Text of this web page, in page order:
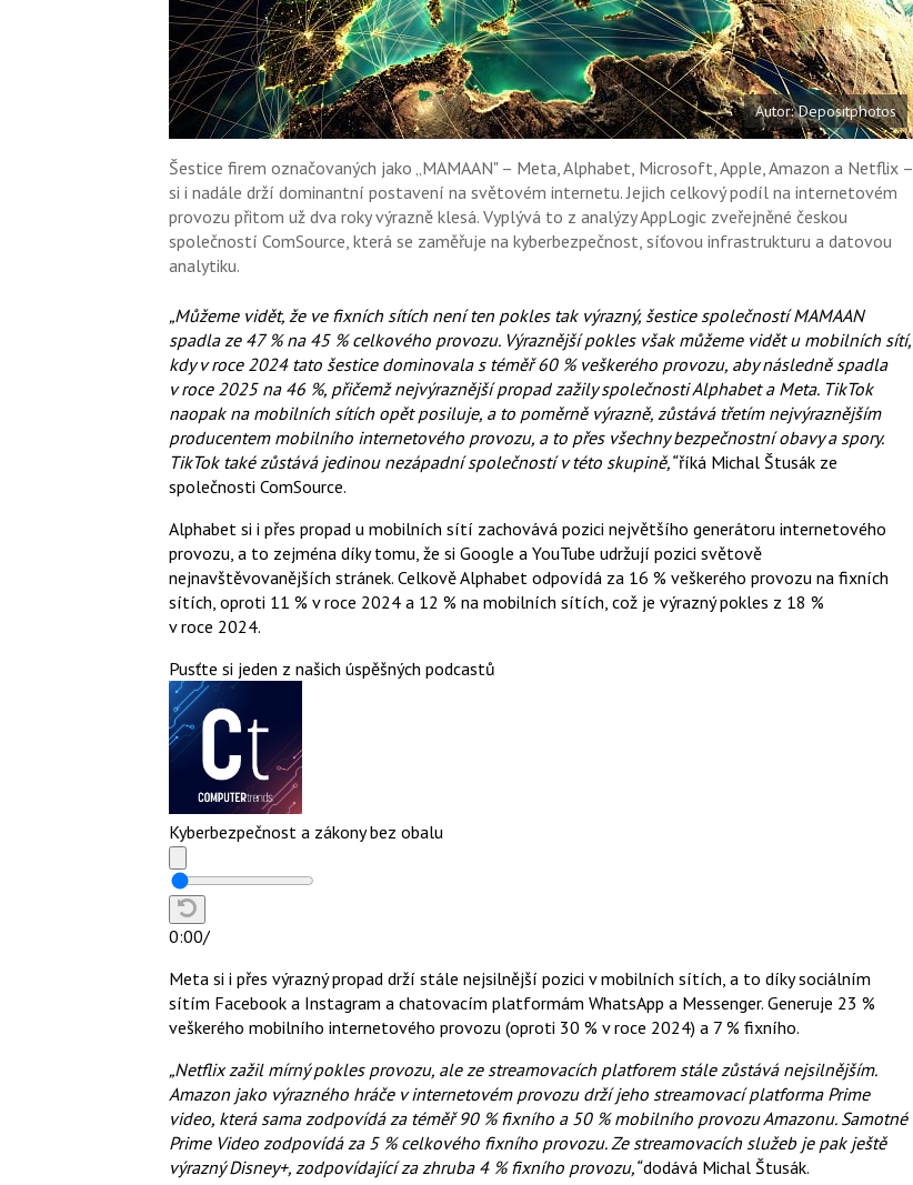
u
Autor: Depositphotos
Šestice firem označovaných jako „MAMAAN" – Meta, Alphabet, Microsoft, Apple, Amazon a Netflix –
si i nadále drží dominantní postavení na světovém internetu. Jejich celkový podíl na internetovém
provozu přitom už dva roky výrazně klesá. Vyplývá to z analýzy AppLogic zveřejněné českou
společností ComSource, která se zaměřuje na kyberbezpečnost, síťovou infrastrukturu a datovou
analytiku.
„Můžeme vidět, že ve fixních sítích není ten pokles tak výrazný, šestice společností MAMAAN
spadla ze 47 % na 45 % celkového provozu. Výraznější pokles však můžeme vidět u mobilních sítí,
kdy v roce 2024 tato šestice dominovala s téměř 60 % veškerého provozu, aby následně spadla
v roce 2025 na 46 %, přičemž nejvýraznější propad zažily společnosti Alphabet a Meta. TikTok
naopak na mobilních sítích opět posiluje, a to poměrně výrazně, zůstává třetím nejvýraznějším
producentem mobilního internetového provozu, a to přes všechny bezpečnostní obavy a spory.
TikTok také zůstává jedinou nezápadní společností v této skupině,“říká Michal Štusák ze
společnosti ComSource.
Alphabet si i přes propad u mobilních sítí zachovává pozici největšího generátoru internetového
provozu, a to zejména díky tomu, že si Google a YouTube udržují pozici světově
nejnavštěvovanějších stránek. Celkově Alphabet odpovídá za 16 % veškerého provozu na fixních
sítích, oproti 11 % v roce 2024 a 12 % na mobilních sítích, což je výrazný pokles z 18 %
v roce 2024.
Pusťte si jeden z našich úspěšných podcastů
Kyberbezpečnost a zákony bez obalu
0:00/
Meta si i přes výrazný propad drží stále nejsilnější pozici v mobilních sítích, a to díky sociálním
sítím Facebook a Instagram a chatovacím platformám WhatsApp a Messenger. Generuje 23 %
veškerého mobilního internetového provozu (oproti 30 % v roce 2024) a 7 % fixního.
„Netflix zažil mírný pokles provozu, ale ze streamovacích platforem stále zůstává nejsilnějším.
Amazon jako výrazného hráče v internetovém provozu drží jeho streamovací platforma Prime
video, která sama zodpovídá za téměř 90 % fixního a 50 % mobilního provozu Amazonu. Samotné
Prime Video zodpovídá za 5 % celkového fixního provozu. Ze streamovacích služeb je pak ještě
výrazný Disney+, zodpovídající za zhruba 4 % fixního provozu,“dodává Michal Štusák.